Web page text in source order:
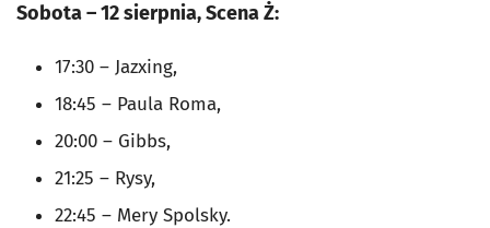
Sobota – 12 sierpnia, Scena Ż:
17:30 – Jazxing,
18:45 – Paula Roma,
20:00 – Gibbs,
21:25 – Rysy,
22:45 – Mery Spolsky.